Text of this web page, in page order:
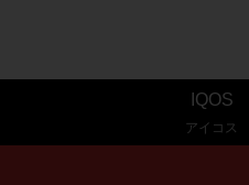
IQOS
アイコス